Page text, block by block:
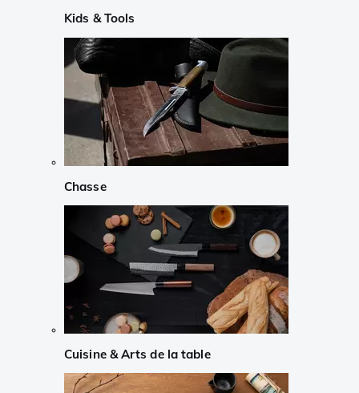
Kids & Tools
Chasse
Cuisine & Arts de la table